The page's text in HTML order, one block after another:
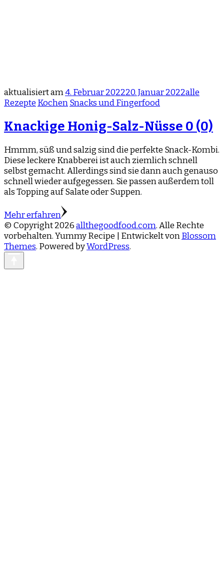
aktualisiert am4. Februar 202220. Januar 2022alle
Rezepte KochenSnacks und Fingerfood
Knackige Honig-Salz-Nüsse 0 (0)
Hmmm, süß und salzig sind die perfekte Snack-Kombi.
Diese leckere Knabberei ist auch ziemlich schnell
selbst gemacht. Allerdings sind sie dann auch genauso
schnell wieder aufgegessen. Sie passen außerdem toll
als Topping auf Salate oder Suppen.
Mehr erfahren
© Copyright 2026allthegoodfood.com. Alle Rechte
vorbehalten. Yummy Recipe | Entwickelt vonBlossom
Themes. Powered byWordPress.